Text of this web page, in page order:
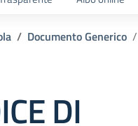
Documento Generico
DI